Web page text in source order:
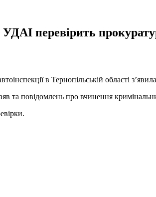
перевірить
в Тернопільській області
та повідомлень про вчинення